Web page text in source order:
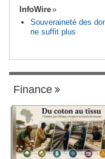
InfoWire
Souveraineté des
ne suffit plus
Finance